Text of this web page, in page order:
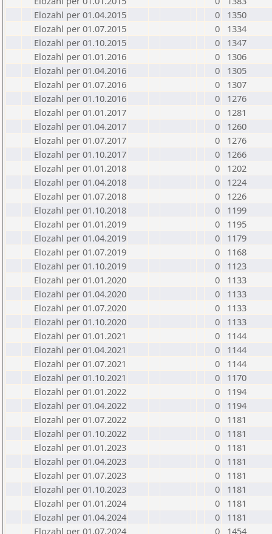
Elozahl per 01.04.2015
0
1350
Elozahl per 01.07.2015
0
1334
Elozahl per 01.10.2015
0
1347
Elozahl per 01.01.2016
0
1306
Elozahl per 01.04.2016
0
1305
Elozahl per 01.07.2016
0
1307
Elozahl per 01.10.2016
0
1276
Elozahl per 01.01.2017
0
1281
Elozahl per 01.04.2017
0
1260
Elozahl per 01.07.2017
0
1276
Elozahl per 01.10.2017
0
1266
Elozahl per 01.01.2018
0
1202
Elozahl per 01.04.2018
0
1224
Elozahl per 01.07.2018
0
1226
Elozahl per 01.10.2018
0
1199
Elozahl per 01.01.2019
0
1195
Elozahl per 01.04.2019
0
1179
Elozahl per 01.07.2019
0
1168
Elozahl per 01.10.2019
0
1123
Elozahl per 01.01.2020
0
1133
Elozahl per 01.04.2020
0
1133
Elozahl per 01.07.2020
0
1133
Elozahl per 01.10.2020
0
1133
Elozahl per 01.01.2021
0
1144
Elozahl per 01.04.2021
0
1144
Elozahl per 01.07.2021
0
1144
Elozahl per 01.10.2021
0
1170
Elozahl per 01.01.2022
0
1194
Elozahl per 01.04.2022
0
1194
Elozahl per 01.07.2022
0
1181
Elozahl per 01.10.2022
0
1181
Elozahl per 01.01.2023
0
1181
Elozahl per 01.04.2023
0
1181
Elozahl per 01.07.2023
0
1181
Elozahl per 01.10.2023
0
1181
Elozahl per 01.01.2024
0
1181
Elozahl per 01.04.2024
0
1181
Elozahl per 01.07.2024
0
1454